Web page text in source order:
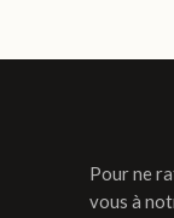
Pour ne
vous à